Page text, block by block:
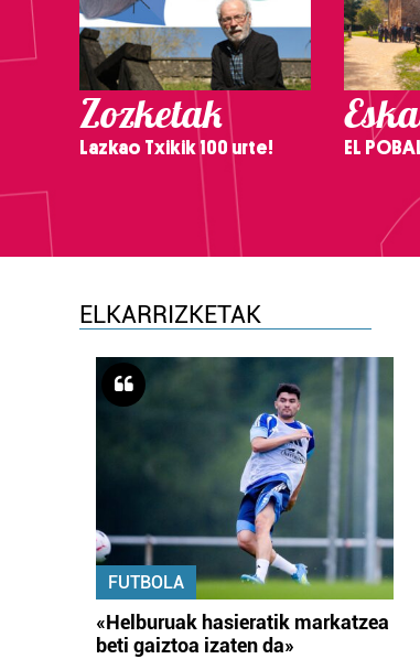
Zozketak
Lazkao Txikik 100 urte! EL
ELKARRIZKETAK
FUTBOLA
«Helburuak hasieratik markatzea
beti gaiztoa izaten da»